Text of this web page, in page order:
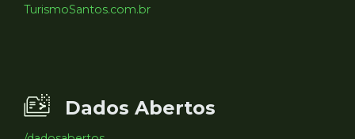
TurismoSantos.com.br
Dados Abertos